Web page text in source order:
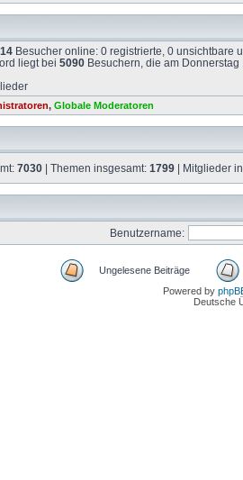
Besucher online: 0 registrierte, 0 unsichtbare
liegt bei 5090 Besuchern, die am
, Globale Moderatoren
7030 | Themen insgesamt: 1799 | Mitglieder
Benutzername:
Ungelesene Beiträge
Powered by
Deutsche